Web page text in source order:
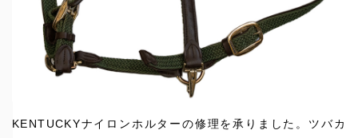
KENTUCKYナイロンホルターの修理を承りました。ツバカ